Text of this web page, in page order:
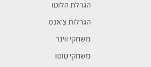
הגרלת הלוטו
הגרלות צ’אנס
משחקי ווינר
משחקי טוטו